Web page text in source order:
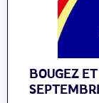
BOUGEZ